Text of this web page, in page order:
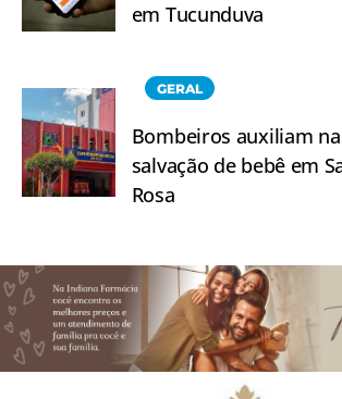
em Tucunduva
GERAL
Bombeiros auxiliam na
salvação de bebê em
Rosa